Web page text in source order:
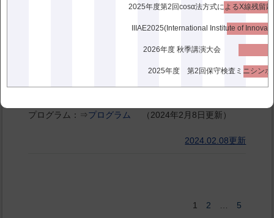
2026年度 秋季講演大会
2025年度 第2回保守検査ミニシンポ
外線サーモグラフィ部門合同ミニシンポジウム
「社会に価値ある安心・安全の提供をめざして」
日 程：2024年 3月 7日（木）
プログラム：⇒プログラム （2024年2月8日更新）
2024.02.08更新
1 2 5